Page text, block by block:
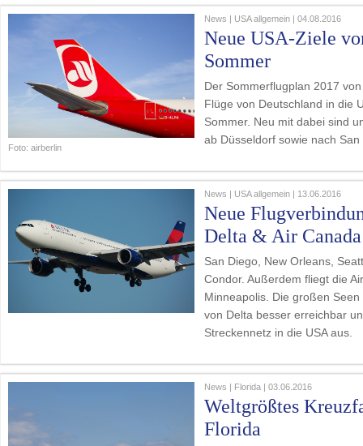
Foto: airberlin
News | USA allgemein | 04.08.2016
Neue USA-Ziele
Sommer
Der Sommerflugplan 2017
Flüge von Deutschland in die
Sommer. Neu mit dabei sind
ab Düsseldorf sowie nach
News | USA allgemein | 13.06.2016
Neue
Delta & Air Canada
San Diego, New Orleans,
Condor. Außerdem fliegt die
Minneapolis. Die großen
von Delta besser erreichbar
Streckennetz in die USA aus.
News | Florida | 03.06.2016
Weltgrößtes
Florida